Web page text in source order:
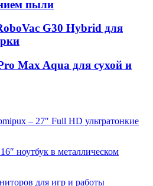
пыли
G30 Hybrid для
Max Aqua для сухой и
– 27″ Full HD ультратонкие
ноутбук в металлическом
для игр и работы